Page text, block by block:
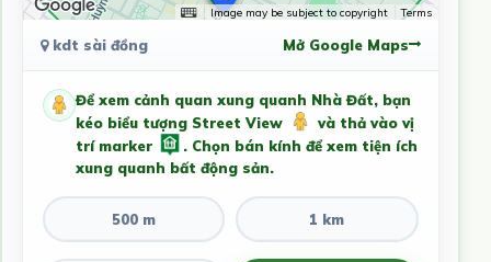
Image may be subject to copyright Terms
kdt sài đồng Mở Google Maps
Để xem cảnh quan xung quanh Nhà Đất, bạn
kéo biểu tượng Street View
và thả vào vị
trí marker
. Chọn bán kính để xem tiện ích
xung quanh bất động sản.
500 m 1 km